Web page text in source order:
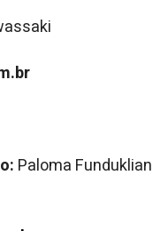
Paloma Funduklian